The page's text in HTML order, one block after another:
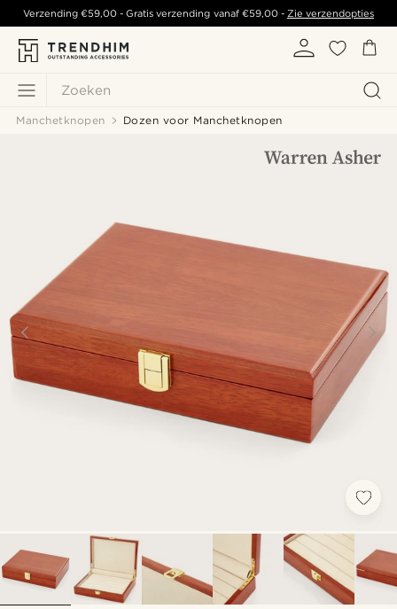
Zoeken
Verzending€59,00 - Gratis verzending vanaf €59,00- Zie verzendopties
Manchetknopen Dozen voor Manchetknopen